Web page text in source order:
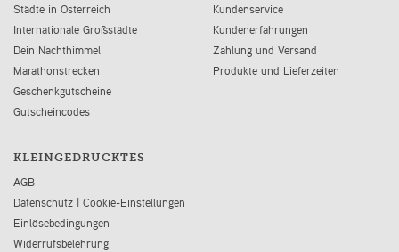
Städte in Österreich
Internationale Großstädte
Dein Nachthimmel
Marathonstrecken
Geschenkgutscheine
Gutscheincodes
Kundenservice
Kundenerfahrungen
Zahlung und Versand
Produkte und Lieferzeiten
KLEINGEDRUCKTES
AGB
Datenschutz | Cookie-Einstellungen
Einlösebedingungen
Widerrufsbelehrung